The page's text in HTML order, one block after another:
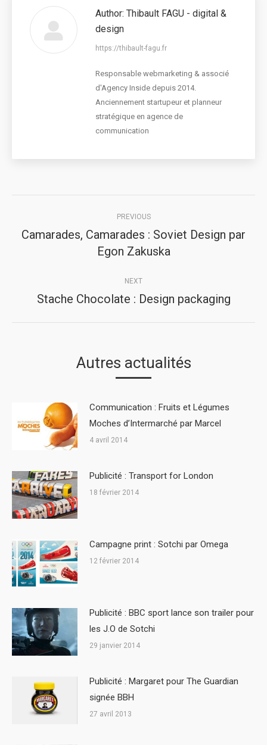
Author: Thibault FAGU - digital &
design
https://thibault-fagu.fr
Responsable webmarketing & associé
d'Agency Inside depuis 2014.
Anciennement startupeur et planneur
stratégique en agence de
communication
navigation
PREVIOUS
Previous
post:
Camarades, Camarades : Soviet Design par
Egon Zakuska
NEXT
Next
Stache Chocolate : Design packaging
Autres actualités
Communication : Fruits et Légumes
Moches d’Intermarché par Marcel
4 avril 2014
Publicité : Transport for London
18 février 2014
Campagne print : Sotchi par Omega
12 février 2014
Publicité : BBC sport lance son trailer pour
les J.O de Sotchi
29 janvier 2014
Publicité : Margaret pour The Guardian
signée BBH
27 avril 2013